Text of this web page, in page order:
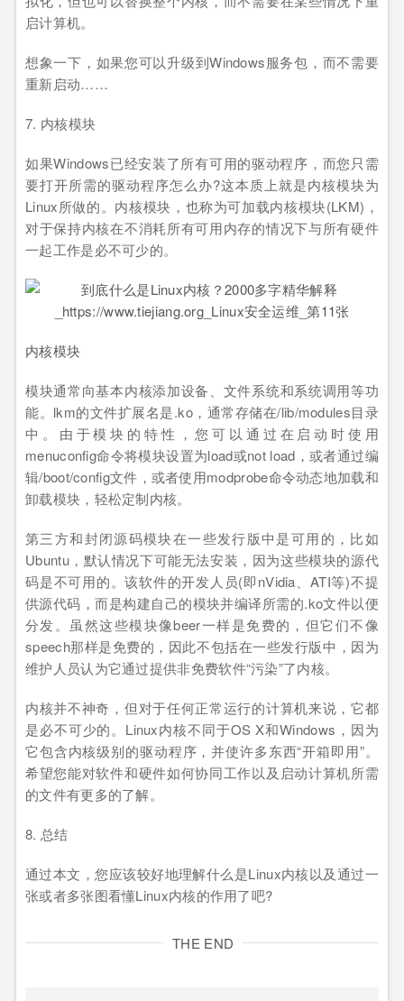
启计算机。
想象一下，如果您可以升级到Windows服务包，而不需要
重新启动……
7. 内核模块
如果Windows已经安装了所有可用的驱动程序，而您只需
要打开所需的驱动程序怎么办?这本质上就是内核模块为
Linux所做的。内核模块，也称为可加载内核模块(LKM)，
对于保持内核在不消耗所有可用内存的情况下与所有硬件
一起工作是必不可少的。
内核模块
模块通常向基本内核添加设备、文件系统和系统调用等功
能。lkm的文件扩展名是.ko，通常存储在/lib/modules目录
中。由于模块的特性，您可以通过在启动时使用
menuconfig命令将模块设置为load或not load，或者通过编
辑/boot/config文件，或者使用modprobe命令动态地加载和
卸载模块，轻松定制内核。
第三方和封闭源码模块在一些发行版中是可用的，比如
Ubuntu，默认情况下可能无法安装，因为这些模块的源代
码是不可用的。该软件的开发人员(即nVidia、ATI等)不提
供源代码，而是构建自己的模块并编译所需的.ko文件以便
分发。虽然这些模块像beer一样是免费的，但它们不像
speech那样是免费的，因此不包括在一些发行版中，因为
维护人员认为它通过提供非免费软件“污染”了内核。
内核并不神奇，但对于任何正常运行的计算机来说，它都
是必不可少的。Linux内核不同于OS X和Windows，因为
它包含内核级别的驱动程序，并使许多东西“开箱即用”。
希望您能对软件和硬件如何协同工作以及启动计算机所需
的文件有更多的了解。
8. 总结
通过本文，您应该较好地理解什么是Linux内核以及通过一
张或者多张图看懂Linux内核的作用了吧?
THE END